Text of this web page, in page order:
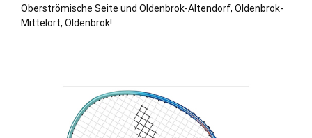
Oberströmische Seite und Oldenbrok-Altendorf, Oldenbrok-
Mittelort, Oldenbrok!